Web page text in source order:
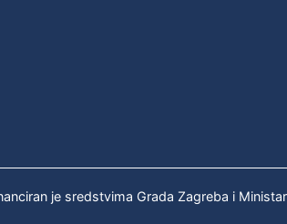
je sredstvima Grada Zagreba i